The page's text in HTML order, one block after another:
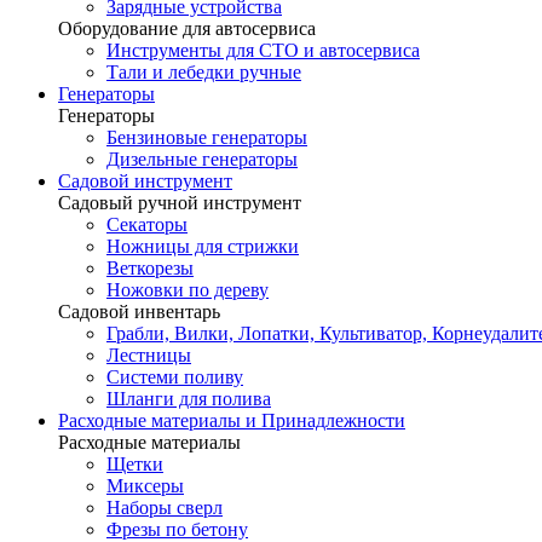
Зарядные устройства
Оборудование для автосервиса
Инструменты для СТО и автосервиса
Тали и лебедки ручные
Генераторы
Генераторы
Бензиновые генераторы
Дизельные генераторы
Садовой инструмент
Садовый ручной инструмент
Секаторы
Ножницы для стрижки
Веткорезы
Ножовки по дереву
Садовой инвентарь
Грабли, Вилки, Лопатки, Культиватор,
Лестницы
Системи поливу
Шланги для полива
Расходные материалы и Принадлежности
Расходные материалы
Щетки
Миксеры
Наборы сверл
Фрезы по бетону